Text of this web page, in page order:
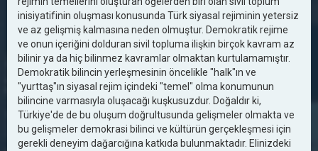
inisiyatifinin oluşması konusunda Türk siyasal rejiminin yetersiz
ve az gelişmiş kalmasına neden olmuştur. Demokratik rejime
ve onun içeriğini dolduran sivil topluma ilişkin birçok kavram az
bilinir ya da hiç bilinmez kavramlar olmaktan kurtulamamıştır.
Demokratik bilincin yerleşmesinin öncelikle "halk"ın ve
"yurttaş"ın siyasal rejim içindeki "temel" olma konumunun
bilincine varmasıyla oluşacağı kuşkusuzdur. Doğaldır ki,
Türkiye'de de bu oluşum doğrultusunda gelişmeler olmakta ve
bu gelişmeler demokrasi bilinci ve kültürün gerçekleşmesi için
gerekli deneyim dağarcığına katkıda bulunmaktadır. Elinizdeki